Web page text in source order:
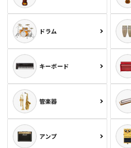
ドラム
キーボード
管楽器
アンプ